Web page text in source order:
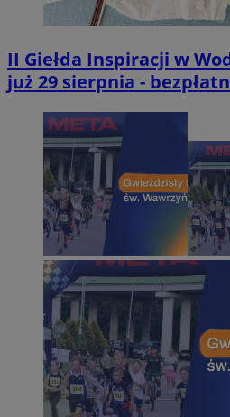
II Giełda Inspiracji w
już 29 sierpnia -